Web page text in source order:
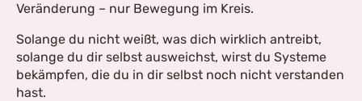
Veränderung – nur Bewegung im Kreis.
Solange du nicht weißt, was dich wirklich antreibt,
solange du dir selbst ausweichst, wirst du Systeme
bekämpfen, die du in dir selbst noch nicht verstanden
hast.